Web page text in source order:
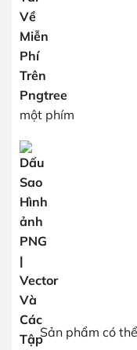
một phím
Sản phẩm có